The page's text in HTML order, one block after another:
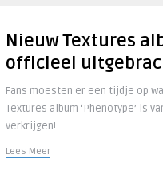
Nieuw Textures
officieel
Fans moesten er een tijdje op
Textures album ‘Phenotype’ is
verkrijgen!
Lees Meer